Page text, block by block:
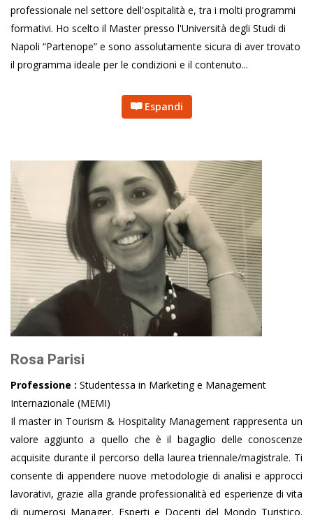
professionale nel settore dell'ospitalità e, tra i molti programmi
formativi. Ho scelto il Master presso l'Università degli Studi di
Napoli “Partenope” e sono assolutamente sicura di aver trovato
il programma ideale per le condizioni e il contenuto...
Espandi
Rosa Parisi
Professione : Studentessa in Marketing e Management
Internazionale (MEMI)
Il master in Tourism & Hospitality Management rappresenta un
valore aggiunto a quello che è il bagaglio delle conoscenze
acquisite durante il percorso della laurea triennale/magistrale. Ti
consente di appendere nuove metodologie di analisi e approcci
lavorativi, grazie alla grande professionalità ed esperienze di vita
di numerosi Manager, Esperti e Docenti del Mondo Turistico.